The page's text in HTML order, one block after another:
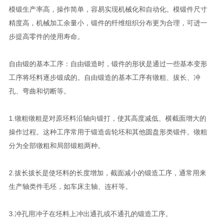
模锻生产率高，操作简单，容易实现机械化和自动化。模锻件尺寸
精度高，机械加工余量小，锻件的纤维组织分布更为合理，可进一
步提高零件的使用寿命。
自由锻的基本工序：自由锻造时，锻件的形状是通过一些基本变形
工序将坯料逐步锻成的。自由锻造的基本工序有镦粗、拔长、冲
孔、弯曲和切断等。
1.镦粗镦粗是对原坯料沿轴向锻打，使其高度减低、横截面增大的
操作过程。这种工序常用于锻造齿轮坯和其他圆盘形类锻件。镦粗
分为全部镦粗和局部锻粗两种。
2.拔长拔长是使坯料的长度增加，截面减小的锻造工序，通常用来
生产轴类件毛坯，如车床主轴、连杆等。
3.冲孔用冲子在坯料上冲出通孔或不通孔的锻造工序。